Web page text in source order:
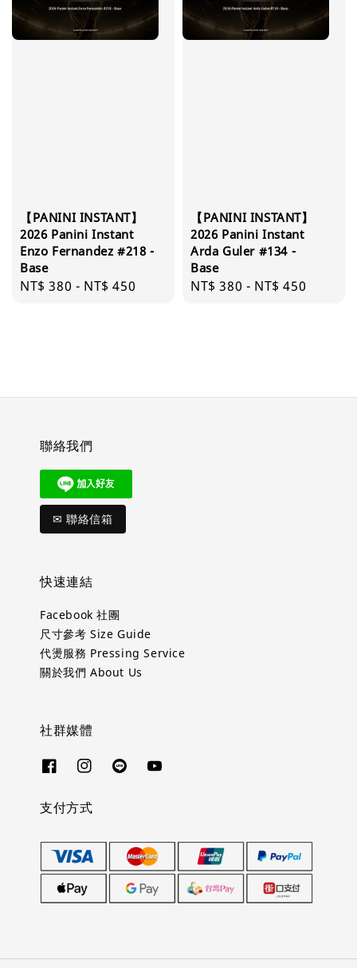
【PANINI INSTANT】
2026 Panini Instant
Enzo Fernandez #218 -
Base
Regular
NT$ 380 - NT$ 450
【PANINI INSTANT】
2026 Panini Instant
Arda Guler #134 -
Base
Regular
NT$ 380 - NT$ 450
聯絡我們
✉ 聯絡信箱
快速連結
Facebook 社團
尺寸參考 Size Guide
代燙服務 Pressing Service
關於我們 About Us
社群媒體
支付方式